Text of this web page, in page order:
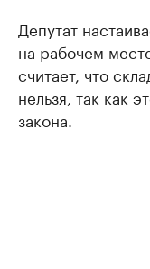
Депутат
на рабочем
считает, что
нельзя, так как
закона.